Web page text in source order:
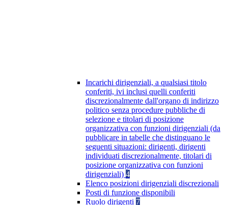
Incarichi dirigenziali, a qualsiasi titolo
conferiti, ivi inclusi quelli conferiti
discrezionalmente dall'organo di indirizzo
politico senza procedure pubbliche di
selezione e titolari di posizione
organizzativa con funzioni dirigenziali (da
pubblicare in tabelle che distinguano le
seguenti situazioni: dirigenti, dirigenti
individuati discrezionalmente, titolari di
posizione organizzativa con funzioni
dirigenziali) 4
Elenco posizioni dirigenziali discrezionali
Posti di funzione disponibili
Ruolo dirigenti 7